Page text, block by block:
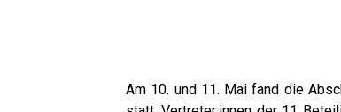
Am 10. und 11. Mai fand die